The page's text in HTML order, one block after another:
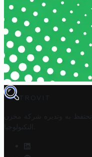
TROVIT
به وتديره
شركة مخزن
التكنولوجيا